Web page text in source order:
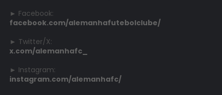
► Facebook:
facebook.com/alemanhafutebolclube/
► Twitter/X:
x.com/alemanhafc_
► Instagram:
instagram.com/alemanhafc/